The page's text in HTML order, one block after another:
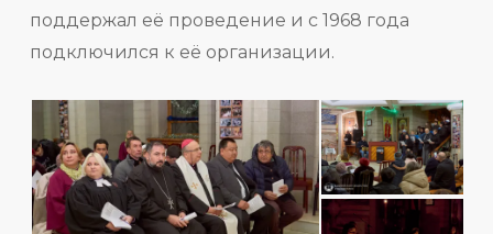
поддержал её проведение и с 1968 года
подключился к её организации.